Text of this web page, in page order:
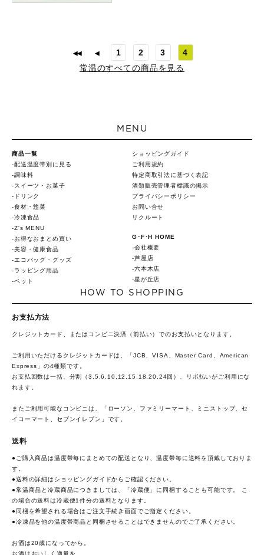
1 2 3
4
常温のすべての商品を見る
MENU
商品一覧
配送温度帯別に見る
調味料
スイーツ・お菓子
ドリンク
食材・惣菜
冷凍食品
Z's MENU
お得なおまとめ買い
美容・健康食品
エコバッグ・グッズ
ラッピング用品
ペット
ショッピングガイド
ご利用規約
特定商取引法に基づく表記
酒類販売管理者標識の掲示
プライバシーポリシー
お問い合せ
リクルート
G･F･H HOME
会社概要
芦屋店
六本木店
星が丘店
HOW TO SHOPPING
お支払方法
クレジットカード、またはコンビニ決済（前払い）でのお支払いとなります。
ご利用いただけるクレジットカードは、「JCB、VISA、Master Card、American
Express」の4種類です。
お支払回数は一括、分割（3,5,6,10,12,15,18,20,24回）、リボ払いがご利用にな
れます。
またご利用可能なコンビニは、「ローソン、ファミリーマート、ミニストップ、セ
イコーマート、セブンイレブン」です。
送料
●ご購入商品は温度帯毎にまとめての配送となり、温度帯毎に送料を頂戴しておりま
す。
●送料の詳細は ショッピングガイドからご確認ください。
●常温商品と冷蔵商品につきましては、「冷蔵便」に同梱することも可能です。 こ
の場合の送料は冷蔵便1件分の送料となります。
●同梱を希望される場合はご注文手続き画面でご指定ください。
●冷凍品を他の温度帯商品と同梱させることはできませんのでご了承ください。
お酒は20歳になってから。
お酒はおいしく適量を。